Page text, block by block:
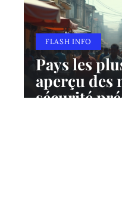
FLASH INFO
Pays les
aperçu des
sécurité